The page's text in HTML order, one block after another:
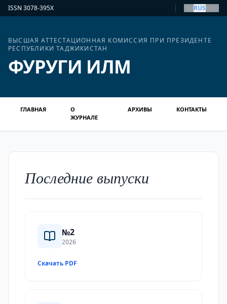
ISSN 3078-395X RUS
ВЫСШАЯ АТТЕСТАЦИОННАЯ КОМИССИЯ ПРИ ПРЕЗИДЕНТЕ
РЕСПУБЛИКИ ТАДЖИКИСТАН
ФУРУГИ ИЛМ
ГЛАВНАЯ
О
ЖУРНАЛЕ
АРХИВЫ КОНТАКТЫ
Последние выпуски
№2
2026
Скачать PDF